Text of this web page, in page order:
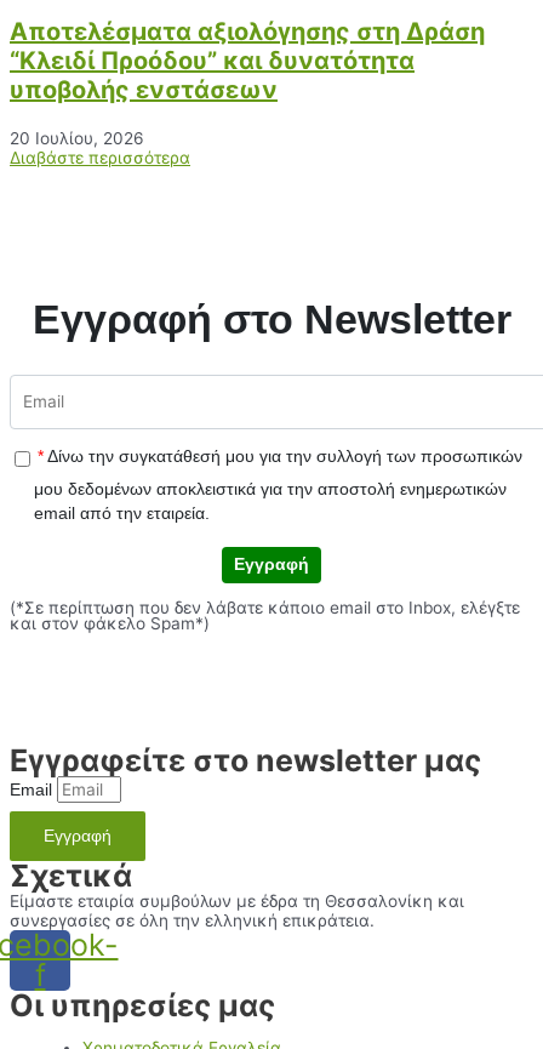
Αποτελέσματα αξιολόγησης στη Δράση
“Κλειδί Προόδου” και δυνατότητα
υποβολής ενστάσεων
20 Ιουλίου, 2026
Διαβάστε περισσότερα
Εγγραφή στο Newsletter
* Δίνω την συγκατάθεσή μου για την συλλογή των προσωπικών
μου δεδομένων αποκλειστικά για την αποστολή ενημερωτικών
email από την εταιρεία.
Εγγραφή
(*Σε περίπτωση που δεν λάβατε κάποιο email στο Inbox, ελέγξτε
και στον φάκελο Spam*)
Εγγραφείτε στο newsletter μας
Email
Εγγραφή
Σχετικά
Είμαστε εταιρία συμβούλων με έδρα τη Θεσσαλονίκη και
συνεργασίες σε όλη την ελληνική επικράτεια.
f
Οι υπηρεσίες μας